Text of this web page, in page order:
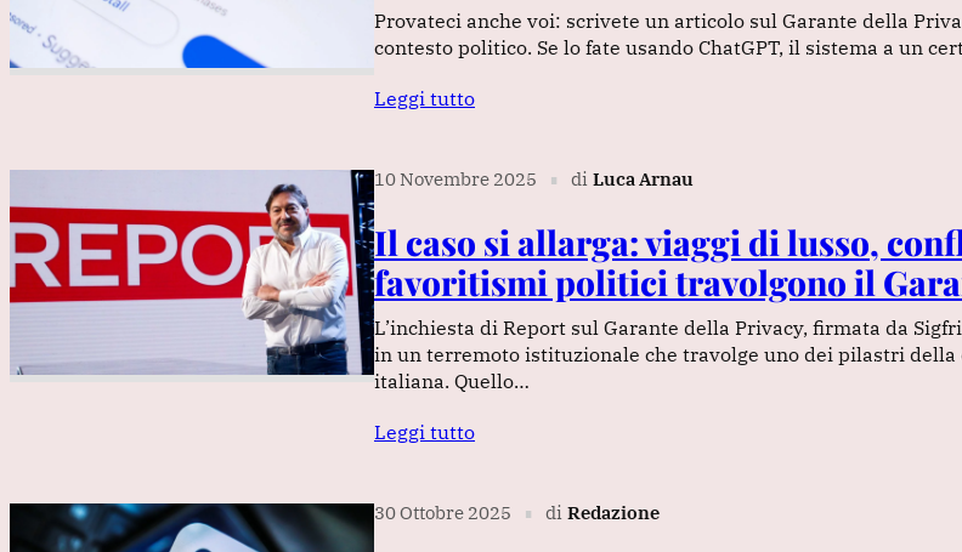
Provateci anche voi: scrivete un articolo sul Garante della
contesto politico. Se lo fate usando ChatGPT, il sistema a un
Leggi tutto
10 Novembre 2025 ∎ di Luca Arnau
Il caso si allarga: viaggi di lusso,
favoritismi politici travolgono il
L’inchiesta di Report sul Garante della Privacy, firmata da
in un terremoto istituzionale che travolge uno dei pilastri della
italiana. Quello…
Leggi tutto
30 Ottobre 2025 ∎ di Redazione